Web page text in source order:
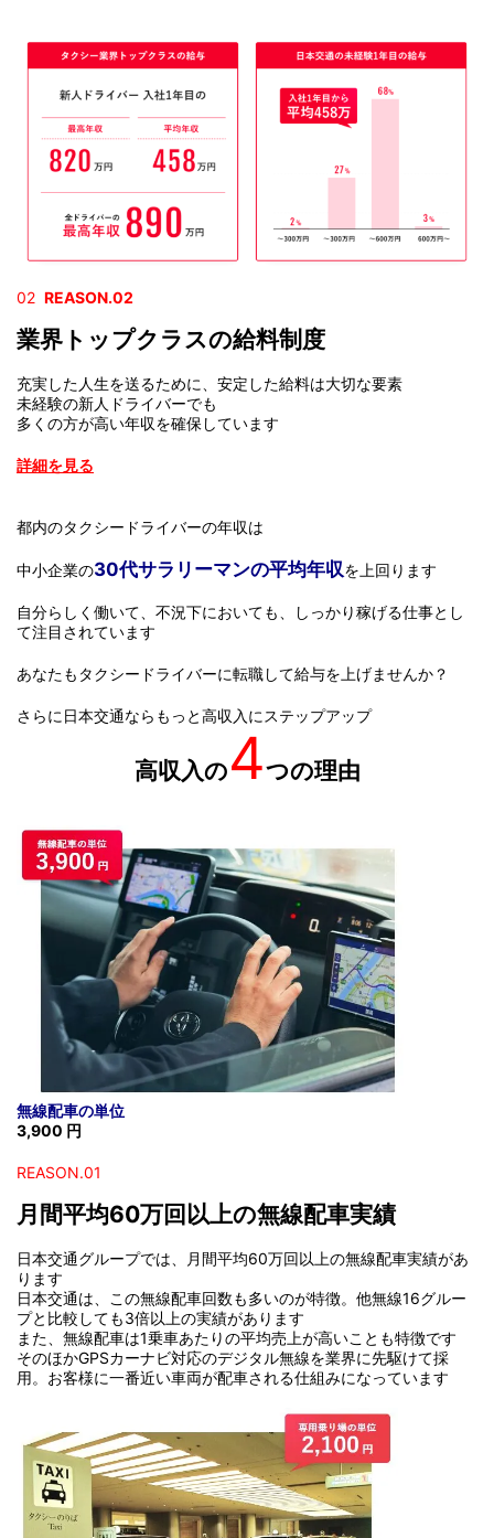
02 REASON.02
業界トップクラスの給料制度
充実した人生を送るために、安定した給料は大切な要素
未経験の新人ドライバーでも
多くの方が高い年収を確保しています
詳細を見る
都内のタクシードライバーの年収は
中小企業の30代サラリーマンの平均年収を上回ります
自分らしく働いて、不況下においても、しっかり稼げる仕事とし
て注目されています
あなたもタクシードライバーに転職して給与を上げませんか？
さらに日本交通ならもっと高収入にステップアップ
高収入の4つの理由
無線配車の単位
3,900 円
REASON.01
月間平均60万回以上の無線配車実績
日本交通グループでは、月間平均60万回以上の無線配車実績があ
ります
日本交通は、この無線配車回数も多いのが特徴。他無線16グルー
プと比較しても3倍以上の実績があります
また、無線配車は1乗車あたりの平均売上が高いことも特徴です
そのほかGPSカーナビ対応のデジタル無線を業界に先駆けて採
用。お客様に一番近い車両が配車される仕組みになっています